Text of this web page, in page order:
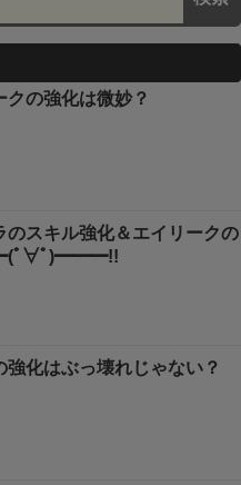
クの強化は微妙？
のスキル強化＆エイリークの
ﾟ∀ﾟ)━━━!!
強化はぶっ壊れじゃない？